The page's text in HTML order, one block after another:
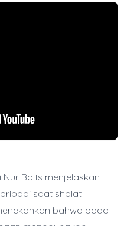
Baits menjelaskan
saat sholat
bahwa pada